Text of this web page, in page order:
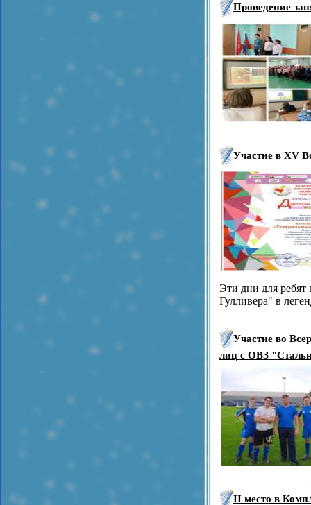
Проведение
Участие в XV
Эти дни для ребят
Гулливера" в
Участие во
лиц с ОВЗ
II место в